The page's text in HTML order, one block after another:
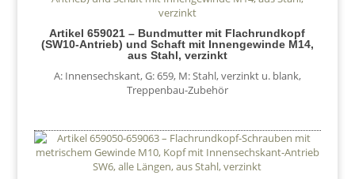
Artikel 659021 – Bundmutter mit Flachrundkopf
(SW10-Antrieb) und Schaft mit Innengewinde M14,
aus Stahl, verzinkt
A: Innensechskant,G: 659, M: Stahl, verzinkt u. blank,
Treppenbau-Zubehör